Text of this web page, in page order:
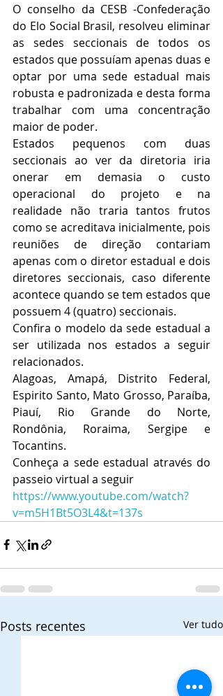
O conselho da CESB -Confederação
do Elo Social Brasil, resolveu eliminar
as sedes seccionais de todos os
estados que possuíam apenas duas e
optar por uma sede estadual mais
robusta e padronizada e desta forma
trabalhar com uma concentração
maior de poder.
Estados pequenos com duas
seccionais ao ver da diretoria iria
onerar em demasia o custo
operacional do projeto e na
realidade não traria tantos frutos
como se acreditava inicialmente, pois
reuniões de direção contariam
apenas com o diretor estadual e dois
diretores seccionais, caso diferente
acontece quando se tem estados que
possuem 4 (quatro) seccionais.
Confira o modelo da sede estadual a
ser utilizada nos estados a seguir
relacionados.
Alagoas, Amapá, Distrito Federal,
Espirito Santo, Mato Grosso, Paraíba,
Piauí, Rio Grande do Norte,
Rondônia, Roraima, Sergipe e
Tocantins.
Conheça a sede estadual através do
passeio virtual a seguir
https://www.youtube.com/watch?
v=m5H1Bt5O3L4&t=137s
Posts recentes Ver tudo